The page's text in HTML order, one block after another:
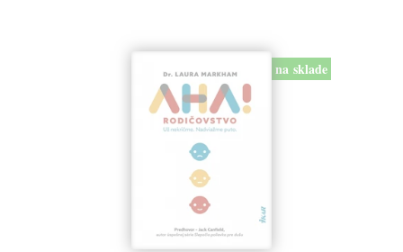
na sklade